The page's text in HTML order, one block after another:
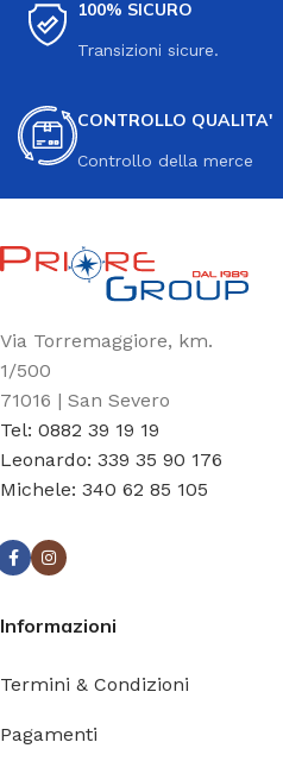
100% SICURO
Transizioni sicure.
CONTROLLO QUALITA'
Controllo della merce
Via Torremaggiore, km.
1/500
71016 | San Severo
Tel: 0882 39 19 19
Leonardo: 339 35 90 176
Michele: 340 62 85 105
Informazioni
Termini & Condizioni
Pagamenti